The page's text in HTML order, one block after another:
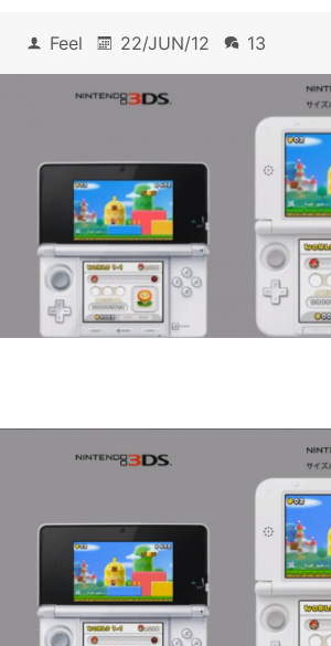
Feel 22/JUN/12 13